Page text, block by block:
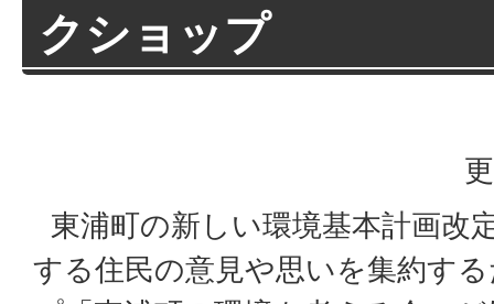
クショップ
東浦町の新しい環境基本計画改
する住民の意見や思いを集約す